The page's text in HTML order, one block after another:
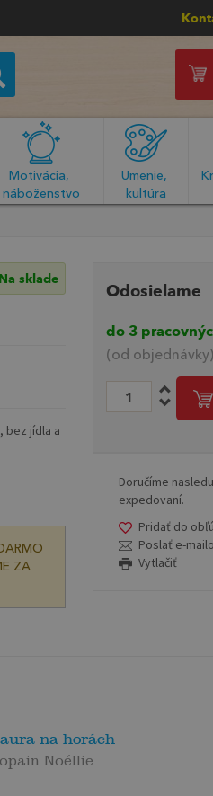
Motivácia,
náboženstvo
Umenie,
kultúra
Na sklade
bez jídla a
ZA
Odosielame
do 3
(od objednávky)
Doručíme
expedovaní.
Pridať do
Poslať e-
Vytlačiť
na horách
Noéllie